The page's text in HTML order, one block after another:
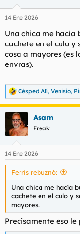
e
:
14 Ene 2026
Una chica me hacía
cachete en el culo y
cosa a mayores (es
envras).
R
e
a
i
e
s
Césped Alí, Venisio,
Asam
Freak
14 Ene 2026
Ferris rebuznó:
Una chica me hacía
cachete en el culo y
mayores.
Precisamente eso le